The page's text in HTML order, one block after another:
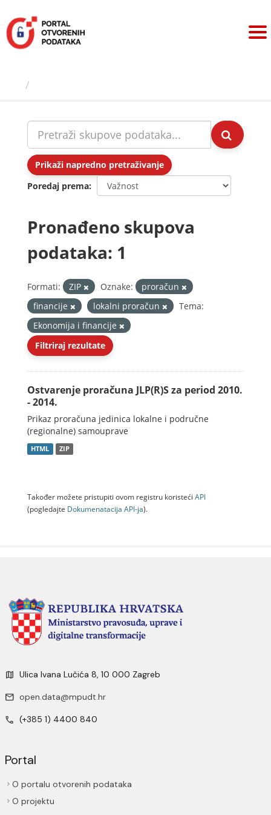
sadržaj
Prikaži napredno pretraživanje
Poredaj prema
Pronađeno skupova
podataka: 1
Formati: ZIP Oznake:
proračun
financije
lokalni proračun
Tema:
Ekonomija i financije
Filtriraj rezultate
Ostvarenje proračuna JLP(R)S za period 2010.
- 2014.
Prikaz proračuna jedinica lokalne i područne
(regionalne) samouprave
HTML ZIP
Također možete pristupiti ovom registru koristeći API
(pogledajte Dokumenаtаcijа API-jа).